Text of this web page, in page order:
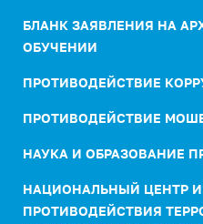
БЛАНК ЗАЯВЛЕНИЯ НА
ОБУЧЕНИИ
ПРОТИВОДЕЙСТВИЕ
ПРОТИВОДЕЙСТВИЕ
НАУКА И ОБРАЗОВАНИЕ
НАЦИОНАЛЬНЫЙ ЦЕНТР
ПРОТИВОДЕЙСТВИЯ